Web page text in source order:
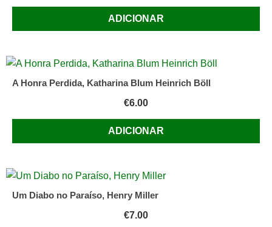
ADICIONAR
A Honra Perdida, Katharina Blum Heinrich Böll
€6.00
ADICIONAR
Um Diabo no Paraíso, Henry Miller
€7.00